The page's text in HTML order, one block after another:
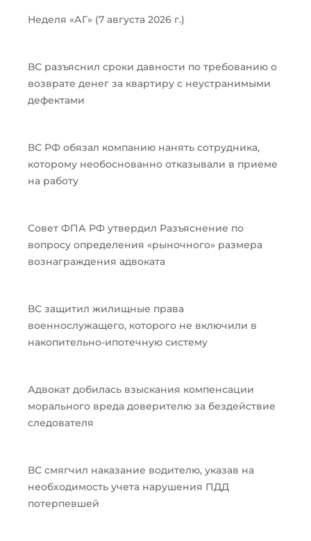
Неделя «АГ» (7 августа 2026 г.)
ВС разъяснил сроки давности по требованию о
возврате денег за квартиру с неустранимыми
дефектами
ВС РФ обязал компанию нанять сотрудника,
которому необоснованно отказывали в приеме
на работу
Совет ФПА РФ утвердил Разъяснение по
вопросу определения «рыночного» размера
вознаграждения адвоката
ВС защитил жилищные права
военнослужащего, которого не включили в
накопительно-ипотечную систему
Адвокат добилась взыскания компенсации
морального вреда доверителю за бездействие
следователя
ВС смягчил наказание водителю, указав на
необходимость учета нарушения ПДД
потерпевшей